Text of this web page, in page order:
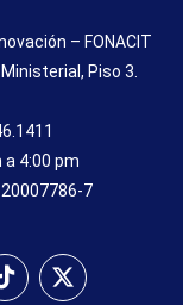
– FONACIT
Piso 3.
a 4:00 pm
20007786-7